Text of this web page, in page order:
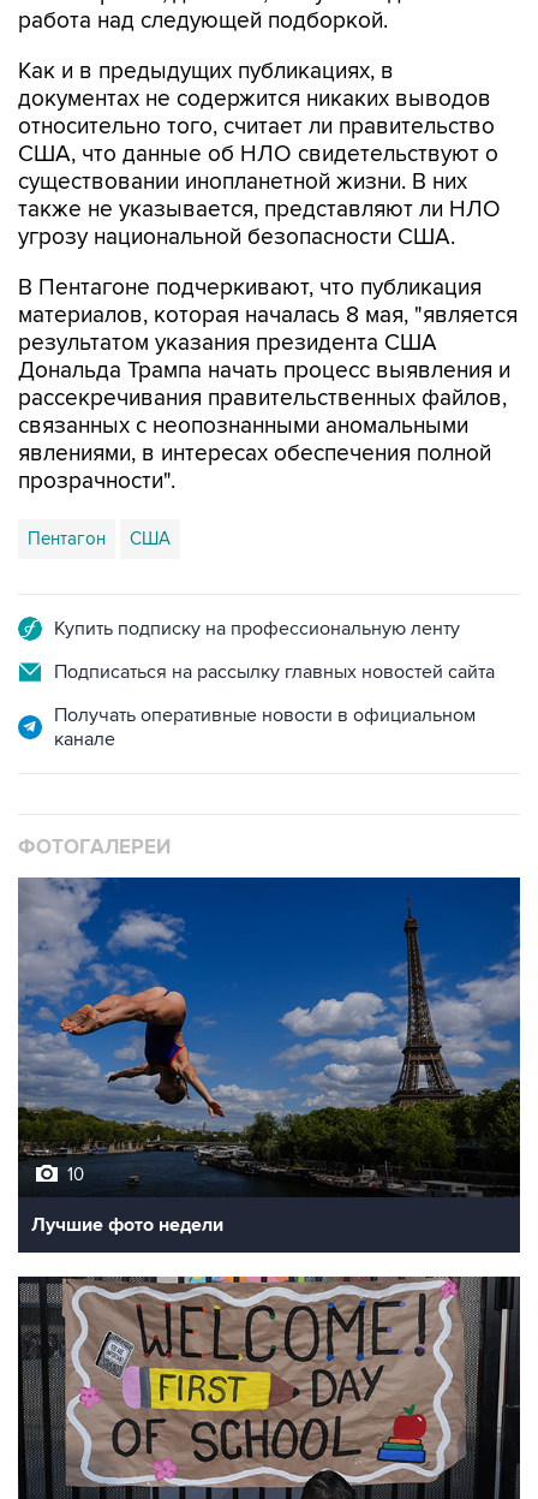
Как и в предыдущих публикациях, в
относительно того, считает ли правительство
США, что данные об НЛО свидетельствуют о
существовании инопланетной жизни. В них
также не указывается, представляют ли НЛО
угрозу национальной безопасности США.
В Пентагоне подчеркивают, что публикация
результатом указания президента США
Дональда Трампа начать процесс выявления и
рассекречивания правительственных файлов,
связанных с неопознанными аномальными
явлениями, в интересах обеспечения полной
прозрачности".
Пентагон США
Подписаться на рассылку главных новостей сайта
Получать оперативные новости в официальном
10
Лучшие фото недели